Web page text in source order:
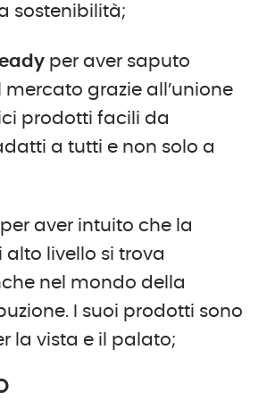
sostenibilità;
per aver saputo
grazie all’unione
prodotti facili da
a tutti e non solo a
per aver intuito che la
livello si trova
nel mondo della
I suoi prodotti sono
la vista e il palato;